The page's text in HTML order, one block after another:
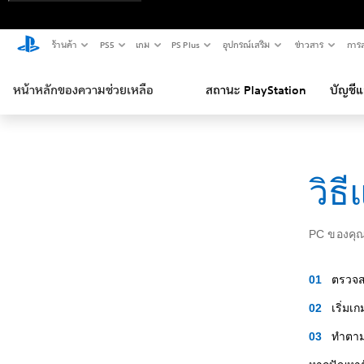
ร้านค้า PS5 เกม PS Plus อุปกรณ์เสริม ข่าวสาร กา
หน้าหลักของความช่วยเหลือ สถานะ PlayStation บัญชีแ
วิธี
PC ของคุ
ตรวจ
เริ่มเ
ทำตา